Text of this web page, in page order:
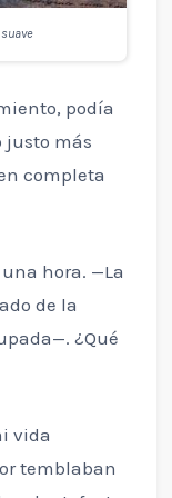
podía
justo más
completa
hora. —La
de la
¿Qué
vida
temblaban